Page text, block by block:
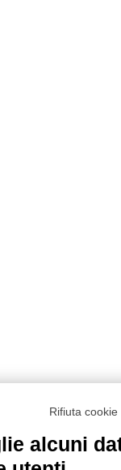
Rifiuta
alcuni